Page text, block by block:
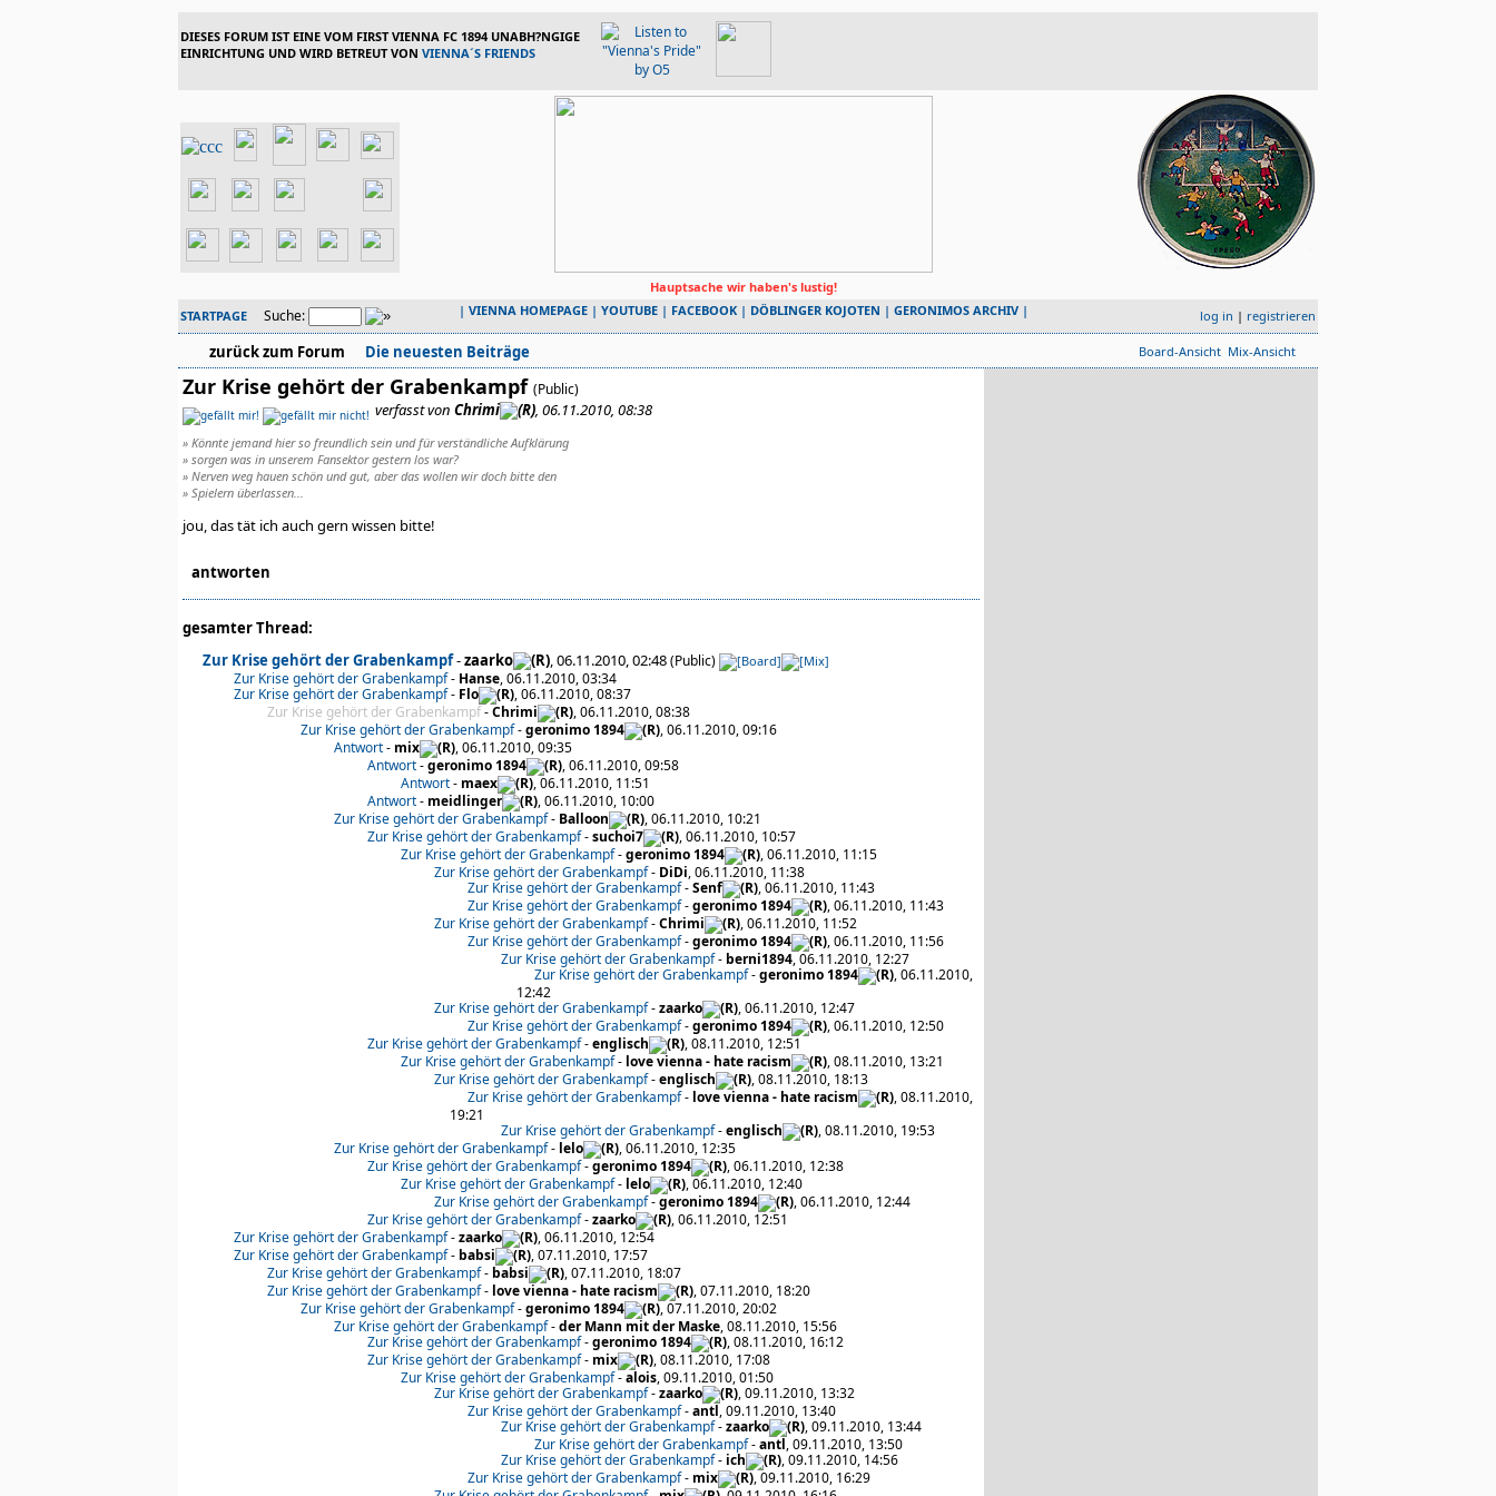
DIESES FORUM IST EINE VOM FIRST VIENNA FC 1894 UNABH?NGIGE
EINRICHTUNG UND WIRD BETREUT VON VIENNA´S FRIENDS
Hauptsache wir haben's lustig!
STARTPAGE
Suche: | VIENNA HOMEPAGE | YOUTUBE | FACEBOOK | DÖBLINGER KOJOTEN | GERONIMOS ARCHIV | log in | registrieren
zurück zum Forum Die neuesten Beiträge Board-Ansicht Mix-Ansicht
Zur Krise gehört der Grabenkampf (Public)
verfasst von Chrimi , 06.11.2010, 08:38
» Könnte jemand hier so freundlich sein und für verständliche Aufklärung
» sorgen was in unserem Fansektor gestern los war?
» Nerven weg hauen schön und gut, aber das wollen wir doch bitte den
» Spielern überlassen...
jou, das tät ich auch gern wissen bitte!
antworten
gesamter Thread:
Zur Krise gehört der Grabenkampf-zaarko , 06.11.2010, 02:48(Public)
Zur Krise gehört der Grabenkampf- Hanse, 06.11.2010, 03:34
Zur Krise gehört der Grabenkampf- Flo
, 06.11.2010, 08:37
Zur Krise gehört der Grabenkampf-Chrimi
, 06.11.2010, 08:38
Zur Krise gehört der Grabenkampf-geronimo 1894
, 06.11.2010, 09:16
Antwort- mix
, 06.11.2010, 09:35
Antwort-geronimo 1894
, 06.11.2010, 09:58
Antwort- maex
, 06.11.2010, 11:51
Antwort- meidlinger
, 06.11.2010, 10:00
Zur Krise gehört der Grabenkampf- Balloon
, 06.11.2010, 10:21
Zur Krise gehört der Grabenkampf-suchoi7
, 06.11.2010, 10:57
Zur Krise gehört der Grabenkampf-geronimo 1894
, 06.11.2010, 11:15
Zur Krise gehört der Grabenkampf- DiDi, 06.11.2010, 11:38
Zur Krise gehört der Grabenkampf-Senf
, 06.11.2010, 11:43
Zur Krise gehört der Grabenkampf-geronimo 1894
, 06.11.2010, 11:43
Zur Krise gehört der Grabenkampf-Chrimi
, 06.11.2010, 11:52
Zur Krise gehört der Grabenkampf-geronimo 1894
, 06.11.2010, 11:56
Zur Krise gehört der Grabenkampf- berni1894, 06.11.2010, 12:27
Zur Krise gehört der Grabenkampf-geronimo 1894
, 06.11.2010,
12:42
Zur Krise gehört der Grabenkampf-zaarko
, 06.11.2010, 12:47
Zur Krise gehört der Grabenkampf-geronimo 1894
, 06.11.2010, 12:50
Zur Krise gehört der Grabenkampf-englisch
, 08.11.2010, 12:51
Zur Krise gehört der Grabenkampf- love vienna - hate racism
, 08.11.2010, 13:21
Zur Krise gehört der Grabenkampf-englisch
, 08.11.2010, 18:13
Zur Krise gehört der Grabenkampf- love vienna - hate racism
, 08.11.2010,
19:21
Zur Krise gehört der Grabenkampf-englisch
, 08.11.2010, 19:53
Zur Krise gehört der Grabenkampf- lelo
, 06.11.2010, 12:35
Zur Krise gehört der Grabenkampf-geronimo 1894
, 06.11.2010, 12:38
Zur Krise gehört der Grabenkampf- lelo
, 06.11.2010, 12:40
Zur Krise gehört der Grabenkampf-geronimo 1894
, 06.11.2010, 12:44
Zur Krise gehört der Grabenkampf-zaarko
, 06.11.2010, 12:51
Zur Krise gehört der Grabenkampf-zaarko
, 06.11.2010, 12:54
Zur Krise gehört der Grabenkampf- babsi
, 07.11.2010, 17:57
Zur Krise gehört der Grabenkampf- babsi
, 07.11.2010, 18:07
Zur Krise gehört der Grabenkampf- love vienna - hate racism
, 07.11.2010, 18:20
Zur Krise gehört der Grabenkampf-geronimo 1894
, 07.11.2010, 20:02
Zur Krise gehört der Grabenkampf-der Mann mit der Maske, 08.11.2010, 15:56
Zur Krise gehört der Grabenkampf-geronimo 1894
, 08.11.2010, 16:12
Zur Krise gehört der Grabenkampf- mix
, 08.11.2010, 17:08
Zur Krise gehört der Grabenkampf-alois, 09.11.2010, 01:50
Zur Krise gehört der Grabenkampf-zaarko
, 09.11.2010, 13:32
Zur Krise gehört der Grabenkampf-antl, 09.11.2010, 13:40
Zur Krise gehört der Grabenkampf-zaarko
, 09.11.2010, 13:44
Zur Krise gehört der Grabenkampf-antl, 09.11.2010, 13:50
Zur Krise gehört der Grabenkampf- ich
, 09.11.2010, 14:56
Zur Krise gehört der Grabenkampf- mix
, 09.11.2010, 16:29